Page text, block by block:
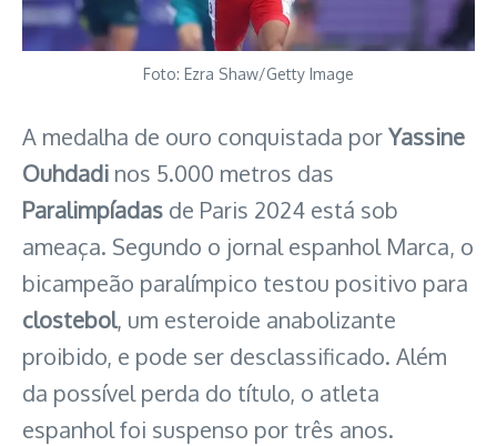
Foto: Ezra Shaw/Getty Image
A medalha de ouro conquistada porYassine
Ouhdadi nos 5.000 metros das
Paralimpíadas de Paris 2024 está sob
ameaça. Segundo o jornal espanhol Marca, o
bicampeão paralímpico testou positivo para
clostebol, um esteroide anabolizante
proibido, e pode ser desclassificado. Além
da possível perda do título, o atleta
espanhol foi suspenso por três anos.